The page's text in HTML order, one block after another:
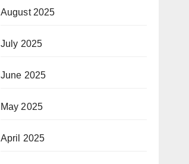
August 2025
July 2025
June 2025
May 2025
April 2025